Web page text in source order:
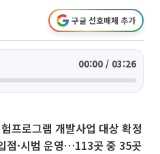
구글 선호매체 추가
00:00 / 03:26
프로그램 개발사업 대상 확정
점·시범 운영…113곳 중 35곳